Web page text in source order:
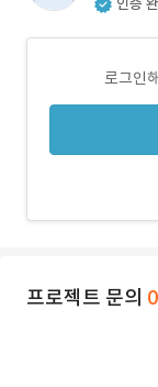
인증
로그인
프로젝트 문의 0